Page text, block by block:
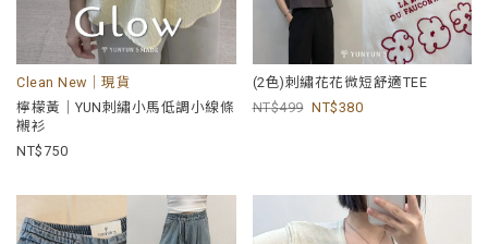
Clean New｜現貨
檸檬黃｜YUN刺繡小馬低調小線條
襯衫
750
(2色)刺繡花花微短舒適TEE
499
380